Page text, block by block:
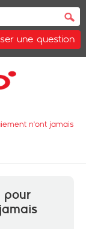
une question
n'ont jamais
pour